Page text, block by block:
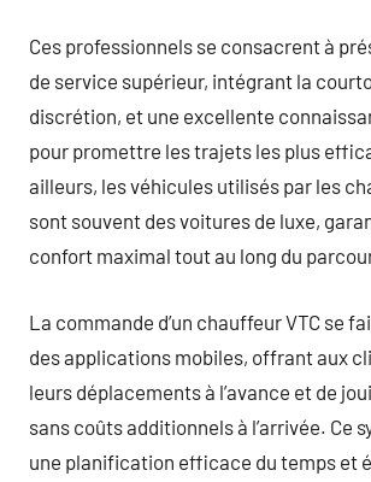
Ces professionnels se consacrent à
de service supérieur, intégrant la
discrétion, et une excellente
pour promettre les trajets les plus
ailleurs, les véhicules utilisés par les
sont souvent des voitures de luxe,
confort maximal tout au long du
La commande d’un chauffeur VTC se
des applications mobiles, offrant aux
leurs déplacements à l’avance et de
sans coûts additionnels à l’arrivée. Ce
une planification efficace du temps et